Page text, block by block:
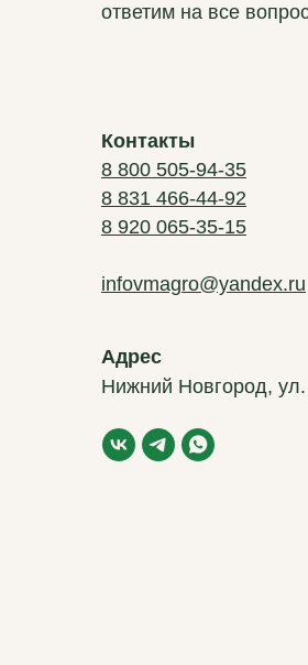
ответим на все
Контакты
8 800 505-94-35
8 831 466-44-92
8 920 065-35-15
infovmagro@yandex.ru
Адрес
Нижний Новгород,